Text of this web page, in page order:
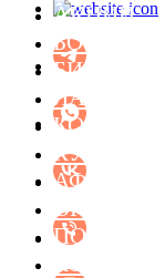
АКЦИИ
БОУЛИНГ
БИЛЬЯРД
ЛАЗЕРТАГ
КУХНЯ
АФИША
БИЛЬЯРД